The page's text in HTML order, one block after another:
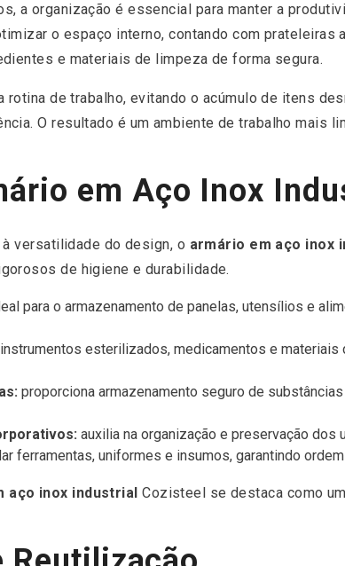
a organização é essencial para manter a
o espaço interno, contando com prateleiras
e materiais de limpeza de forma segura.
rotina de trabalho, evitando o acúmulo de itens
O resultado é um ambiente de trabalho mais
em Aço Inox
versatilidade do design, o armário em aço inox
de higiene e durabilidade.
para o armazenamento de panelas, utensílios e
esterilizados, medicamentos e materiais
proporciona armazenamento seguro de
auxilia na organização e preservação dos
ferramentas, uniformes e insumos, garantindo
aço inox industrial Cozisteel se destaca como